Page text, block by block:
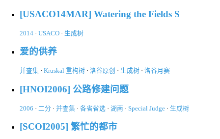
[USACO14MAR] Watering the Fields S
2014 · USACO · 生成树
爱的供养
并查集 · Kruskal 重构树 · 洛谷原创 · 生成树 · 洛谷月赛
[HNOI2006] 公路修建问题
2006 · 二分 · 并查集 · 各省省选 · 湖南 · Special Judge · 生成树
[SCOI2005] 繁忙的都市